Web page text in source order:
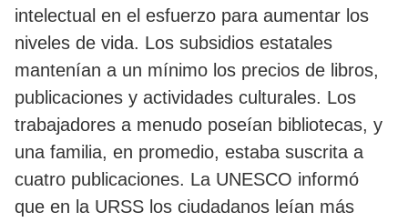
intelectual en el esfuerzo para aumentar los
niveles de vida. Los subsidios estatales
mantenían a un mínimo los precios de libros,
publicaciones y actividades culturales. Los
trabajadores a menudo poseían bibliotecas, y
una familia, en promedio, estaba suscrita a
cuatro publicaciones. La UNESCO informó
que en la URSS los ciudadanos leían más